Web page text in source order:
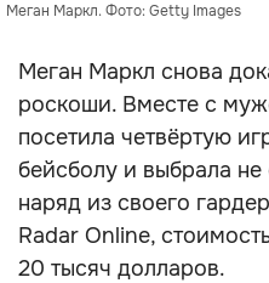
Меган Маркл. Фото: Getty Images
Меган Маркл снова
роскоши. Вместе с
посетила четвёртую
бейсболу и выбрала
наряд из своего
Radar Online,
20 тысяч долларов.